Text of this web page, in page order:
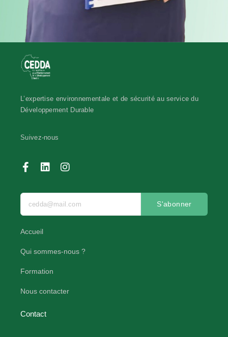
L’expertise environnementale et de sécurité au service du
Développement Durable
Suivez-nous
S'abonner
Accueil
Qui sommes-nous ?
Formation
Nous contacter
Contact